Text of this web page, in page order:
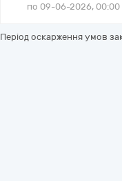
по 09-06-2026, 00:00
Період оскарження умов